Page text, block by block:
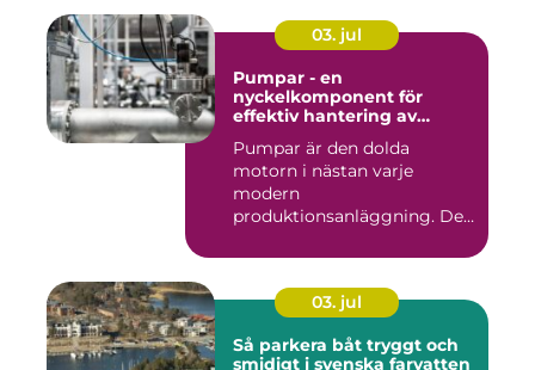
03. jul
Pumpar - en
nyckelkomponent för
effektiv hantering av
Pumpar är den dolda
motorn i nästan varje
modern
produktionsanläggning. De
03. jul
Så parkera båt tryggt och
smidigt i svenska farvatten